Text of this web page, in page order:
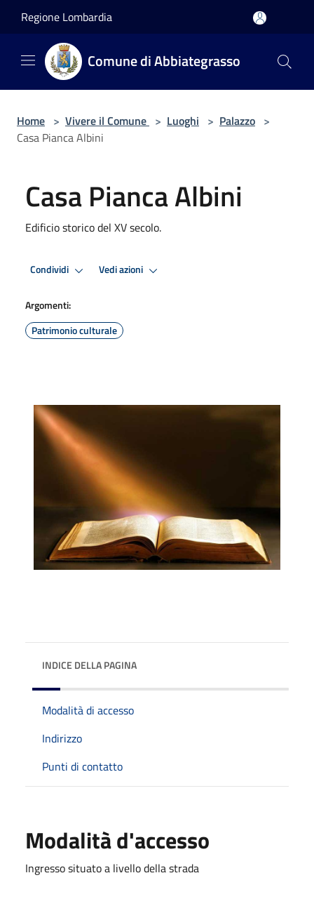
Regione Lombardia
Comune di Abbiategrasso
Home > Vivere il Comune > Luoghi > Palazzo >
Casa Pianca Albini
Casa Pianca Albini
Edificio storico del XV secolo.
Condividi Vedi azioni
Argomenti:
Patrimonio culturale
INDICE DELLA PAGINA
Modalità di accesso
Indirizzo
Punti di contatto
Modalità d'accesso
Ingresso situato a livello della strada